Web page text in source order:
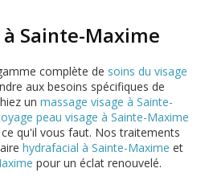
Sainte-Maxime
complète de soins du visage
aux besoins spécifiques de
un massage visage à Sainte-
peau visage à Sainte-Maxime
qu'il vous faut. Nos traitements
hydrafacial à Sainte-Maxime et
pour un éclat renouvelé.